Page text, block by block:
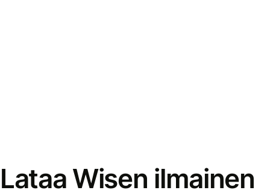
Lataa Wisen ilmainen